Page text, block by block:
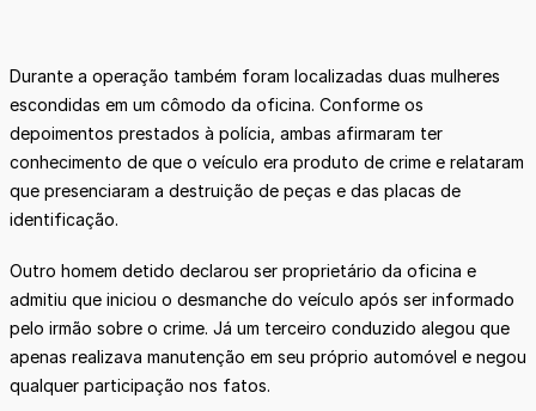
Durante a operação também foram localizadas duas mulheres
escondidas em um cômodo da oficina. Conforme os
depoimentos prestados à polícia, ambas afirmaram ter
conhecimento de que o veículo era produto de crime e relataram
que presenciaram a destruição de peças e das placas de
identificação.
Outro homem detido declarou ser proprietário da oficina e
admitiu que iniciou o desmanche do veículo após ser informado
pelo irmão sobre o crime. Já um terceiro conduzido alegou que
apenas realizava manutenção em seu próprio automóvel e negou
qualquer participação nos fatos.